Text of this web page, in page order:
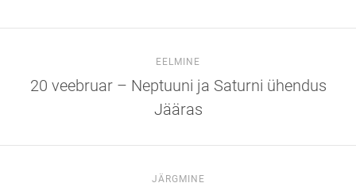
EELMINE
20 veebruar – Neptuuni ja Saturni ühendus
Jääras
JÄRGMINE